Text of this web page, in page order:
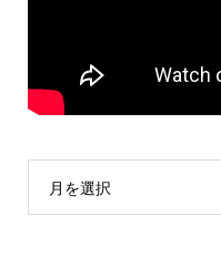
月を選択